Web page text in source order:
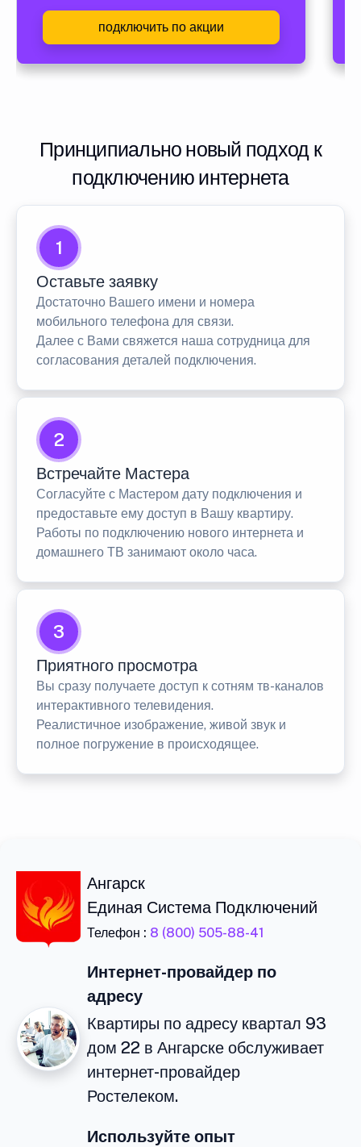
подключить по акции
Принципиально новый подход к
подключению интернета
1
Оставьте заявку
Достаточно Вашего имени и номера
мобильного телефона для связи.
Далее с Вами свяжется наша сотрудница для
согласования деталей подключения.
2
Встречайте Мастера
Согласуйте с Мастером дату подключения и
предоставьте ему доступ в Вашу квартиру.
Работы по подключению нового интернета и
домашнего ТВ занимают около часа.
3
Приятного просмотра
Вы сразу получаете доступ к сотням тв-каналов
интерактивного телевидения.
Реалистичное изображение, живой звук и
полное погружение в происходящее.
Ангарск
Единая Система Подключений
Телефон : 8 (800) 505-88-41
Интернет-провайдер по
адресу
Квартиры по адресу квартал 93
дом 22 в Ангарске обслуживает
интернет-провайдер
Ростелеком.
Используйте опыт